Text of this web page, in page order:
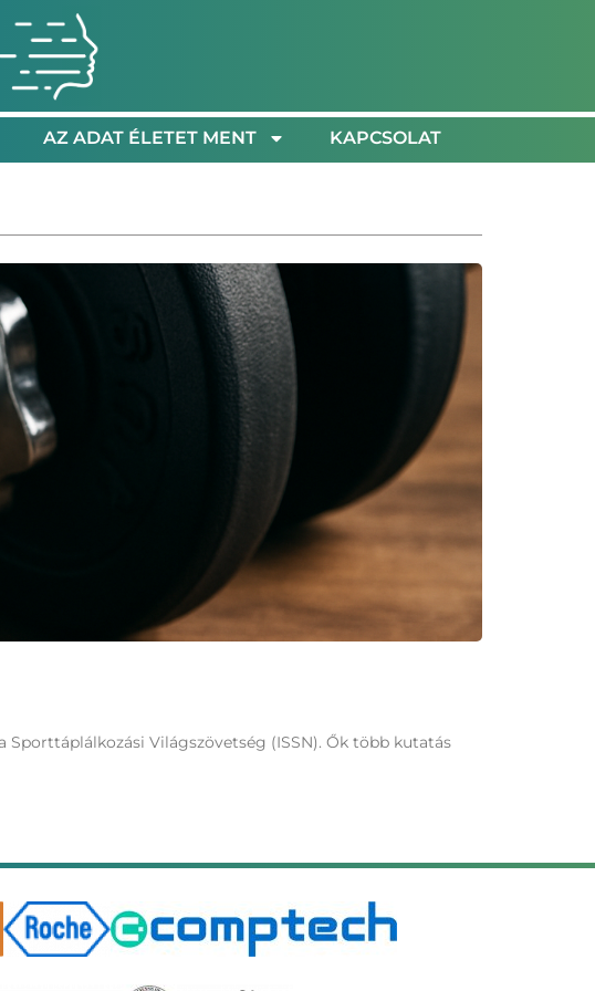
AZ ADAT ÉLETET MENT KAPCSOLAT
Világszövetség (ISSN). Ők több kutatás